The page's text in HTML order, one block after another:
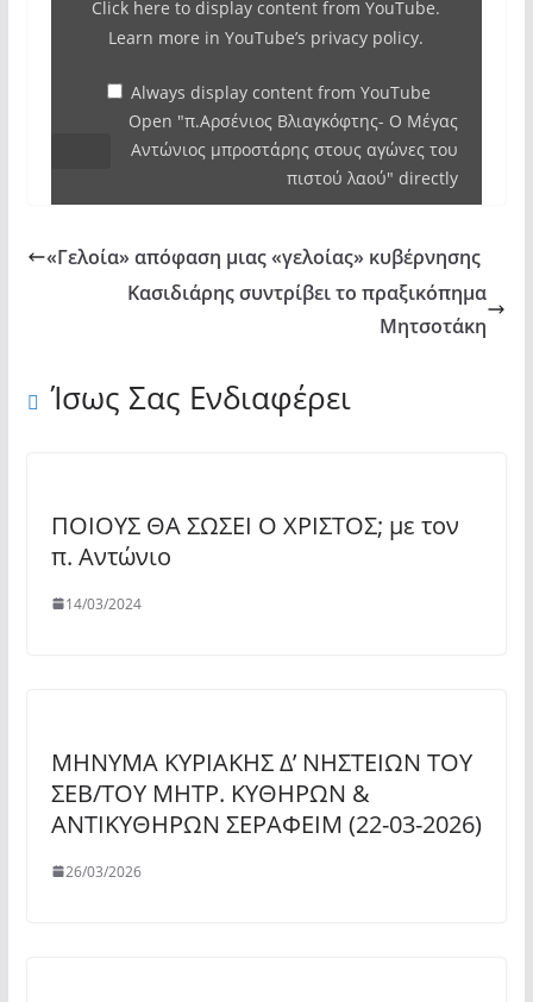
Μέγας
μπροστάρης
στους
αγώνες
του
λαού"
from
Click here to display content from YouTube.
Learn more inYouTube’s privacy policy.
Always display content from YouTube
Open "π.Αρσένιος Βλιαγκόφτης- Ο Μέγας
Αντώνιος μπροστάρης στους αγώνες του
πιστού λαού" directly
«Γελοία» απόφαση μιας «γελοίας» κυβέρνησης
Κασιδιάρης συντρίβει το πραξικόπημα
Μητσοτάκη
Ίσως Σας Ενδιαφέρει
ΠΟΙΟΥΣ ΘΑ ΣΩΣΕΙ Ο ΧΡΙΣΤΟΣ; με τον
π. Αντώνιο
14/03/2024
ΜΗΝΥΜΑ ΚΥΡΙΑΚΗΣ Δ’ ΝΗΣΤΕΙΩΝ ΤΟΥ
ΣΕΒ/ΤΟΥ ΜΗΤΡ. ΚΥΘΗΡΩΝ &
ΑΝΤΙΚΥΘΗΡΩΝ ΣΕΡΑΦΕΙΜ (22-03-2026)
26/03/2026